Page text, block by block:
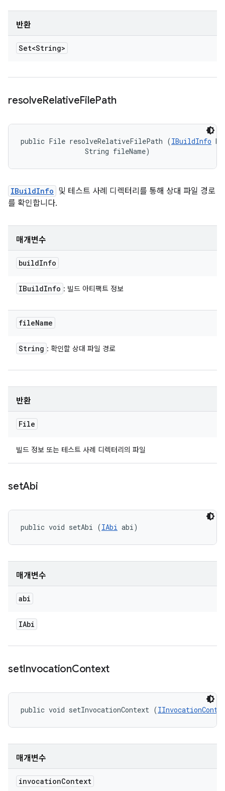
반환
Set<String>
resolveRelativeFilePath
public File resolveRelativeFilePath (IBuildInfo
                String fileName)
IBuildInfo 및 테스트 사례 디렉터리를 통해 상대 파일 경로
를 확인합니다.
매개변수
buildInfo
IBuildInfo : 빌드 아티팩트 정보
fileName
String : 확인할 상대 파일 경로
반환
File
빌드 정보 또는 테스트 사례 디렉터리의 파일
setAbi
public void setAbi (IAbi abi)
매개변수
abi
IAbi
setInvocationContext
public void setInvocationContext (
매개변수
invocationContext